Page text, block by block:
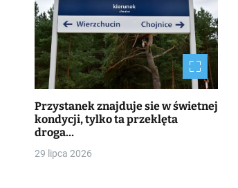
Przystanek znajduje sie w świetnej
kondycji, tylko ta przeklęta
droga…
29 lipca 2026